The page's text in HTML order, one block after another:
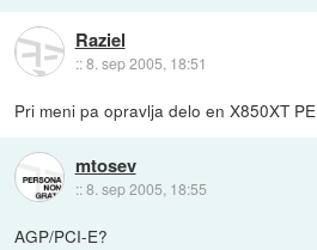
Raziel
::8. sep 2005, 18:51
Pri meni pa opravlja delo en X850XT PE
mtosev
::8. sep 2005, 18:55
AGP/PCI-E?